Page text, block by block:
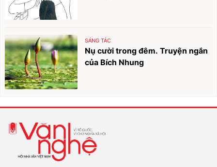
SÁNG TÁC
Nụ cười trong đêm. Truyện ngắn
của Bích Nhung